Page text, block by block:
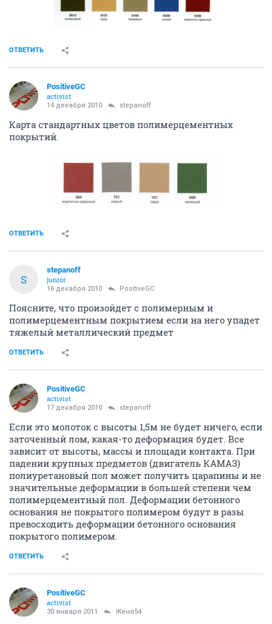
ОТВЕТИТЬ
PositiveGC
activist
14 декабря 2010 stepanoff
Карта стандартных цветов полимерцементных
покрытий.
ОТВЕТИТЬ
S
stepanoff
junior
16 декабря 2010 PositiveGC
Поясните, что произойдет с полимерным и
полимерцементным покрытием если на него упадет
тяжелый металлический предмет
ОТВЕТИТЬ
PositiveGC
activist
17 декабря 2010 stepanoff
Если это молоток с высоты 1,5м не будет ничего, если
заточенный лом, какая-то деформация будет. Все
зависит от высоты, массы и площади контакта. При
падении крупных предметов (двигатель КАМАЗ)
полиуретановый пол может получить царапины и не
значительные деформации в большей степени чем
полимерцементный пол. Деформации бетонного
основания не покрытого полимером будут в разы
превосходить деформации бетонного основания
покрытого полимером.
ОТВЕТИТЬ
PositiveGC
activist
30 января 2011 Женя54